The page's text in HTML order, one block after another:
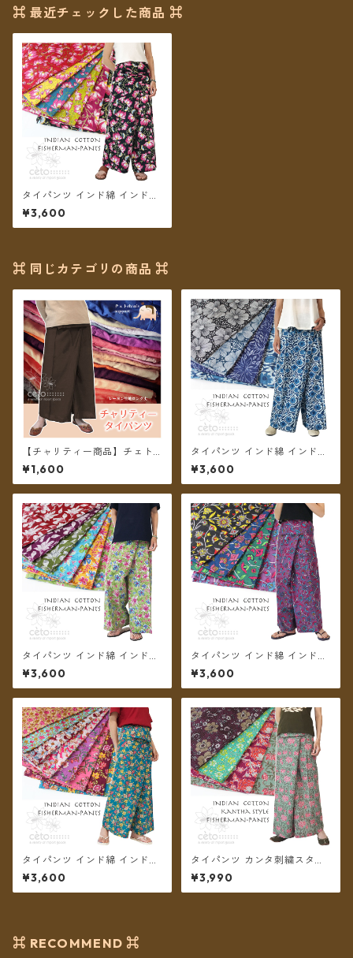
⌘ 最近チェックした商品 ⌘
タイパンツ インド綿 インド更
紗 no.10 ロータスプリント 6
カラー ロング丈【メール便送
料無料】
¥3,600
⌘ 同じカテゴリの商品 ⌘
【チャリティー商品】チェトc
han support チャリティータ
イパンツ レーヨンロング丈
¥1,600
タイパンツ インド綿 インド更
紗 no.13 ネイビー&モノトーン
フラワープリント 3タイプ全4
カラー ロング丈【メール便送
¥3,600
タイパンツ インド綿 インド更
紗 no.12 フラワープリント 2
タイプ全6カラー ロング丈【メ
ール便送料無料】
¥3,600
タイパンツ インド綿 インド更
紗 no.11 アジアンボタニカルプ
リント 4カラー ロング丈【メ
ール便送料無料】
¥3,600
タイパンツ インド綿 インド更
紗 no.9 花柄プリントいろいろ
4タイプ全8カラー ロング丈
【メール便送料無料】
¥3,600
タイパンツ カンタ刺繍スタイ
ル インド綿 インド更紗 no.1
フラワープリント 4タイプ ロ
ング丈【メール便送料無料】
¥3,990
⌘ RECOMMEND ⌘